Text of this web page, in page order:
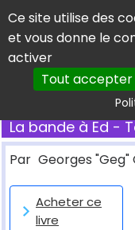
Panneau de gestion
Ce site utilise des
et vous donne le
activer
Tout accepter
La bande à Ed -
Par Georges "Geg"
Acheter ce
livre